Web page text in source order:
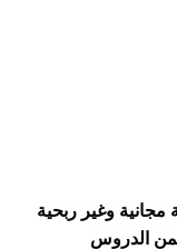
أكد الدكتور طلال السناني أن هذه الأكاديمية مجانية وغير ربحية
لمساعدة الطلاب الذين لا يستطيعون دفع ثمن الدروس